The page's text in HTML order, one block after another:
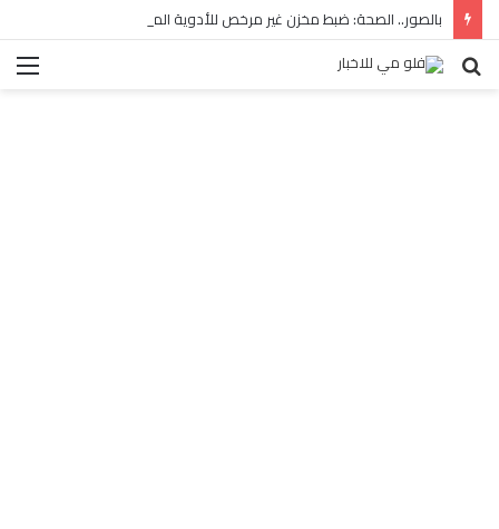
بالصور.. الصحة: ضبط مخزن غير مرخص للأدوية المهربة بالبساتين
بحث